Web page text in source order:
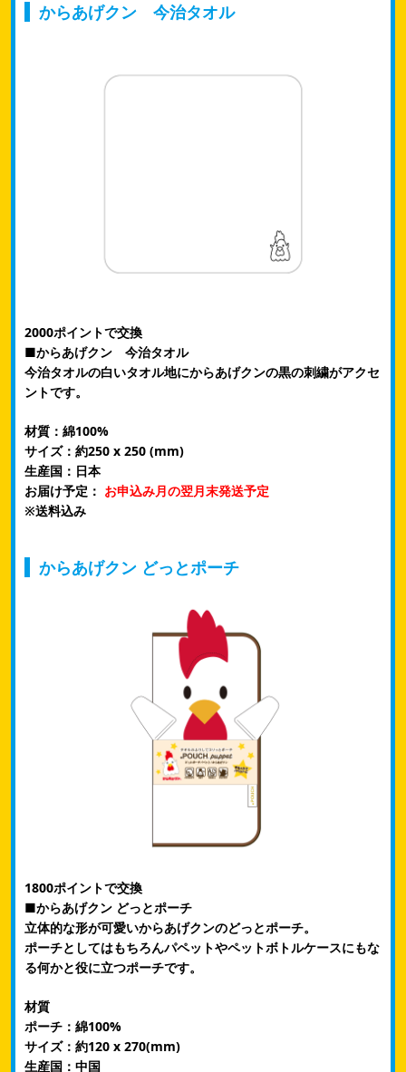
からあげクン 今治タオル
2000ポイントで交換
■からあげクン 今治タオル
今治タオルの白いタオル地にからあげクンの黒の刺繍がアクセ
ントです。
材質：綿100%
サイズ：約250 x 250 (mm)
生産国：日本
お届け予定： お申込み月の翌月末発送予定
​※送料込み
からあげクン どっとポーチ
1800ポイントで交換
■からあげクン どっとポーチ
立体的な形が可愛いからあげクンのどっとポーチ。
ポーチとしてはもちろんパペットやペットボトルケースにもな
る何かと役に立つポーチです。
材質
ポーチ：綿100%
サイズ：約120 x 270(mm)
生産国：中国